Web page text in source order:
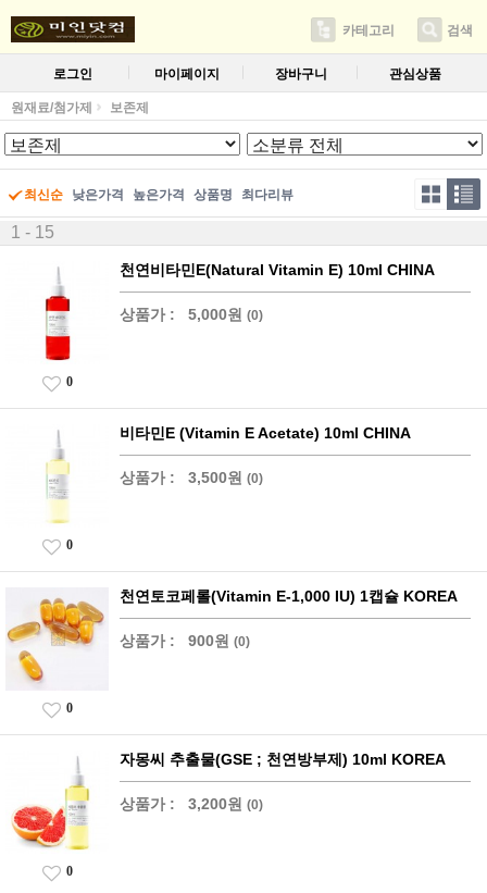
카테고리 검색
로그인 마이페이지 장바구니 관심상품
원재료/첨가제 보존제
최신순 낮은가격 높은가격 상품명 최다리뷰
1 - 15
천연비타민E(Natural Vitamin E) 10ml CHINA
상품가 : 5,000원 (0)
0
비타민E (Vitamin E Acetate) 10ml CHINA
상품가 : 3,500원 (0)
0
천연토코페롤(Vitamin E-1,000 IU) 1캡슐 KOREA
상품가 : 900원 (0)
0
자몽씨 추출물(GSE ; 천연방부제) 10ml KOREA
상품가 : 3,200원 (0)
0